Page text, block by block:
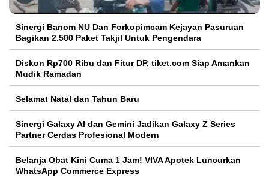
Sinergi Banom NU Dan Forkopimcam Kejayan Pasuruan
Bagikan 2.500 Paket Takjil Untuk Pengendara
Diskon Rp700 Ribu dan Fitur DP, tiket.com Siap Amankan
Mudik Ramadan
Selamat Natal dan Tahun Baru
Sinergi Galaxy AI dan Gemini Jadikan Galaxy Z Series
Partner Cerdas Profesional Modern
Belanja Obat Kini Cuma 1 Jam! VIVA Apotek Luncurkan
WhatsApp Commerce Express